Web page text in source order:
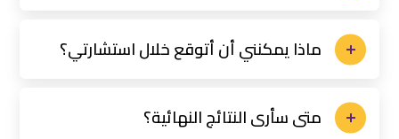
ماذا يمكنني أن أتوقع خلال استشارتي؟
متى سأرى النتائج النهائية؟